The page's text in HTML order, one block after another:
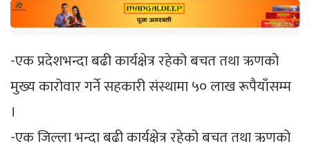
-एक प्रदेशभन्दा बढी कार्यक्षेत्र रहेको बचत तथा ऋणको
मुख्य कारोवार गर्ने सहकारी संस्थामा ५० लाख रूपैयाँसम्म
।
-एक जिल्ला भन्दा बढी कार्यक्षेत्र रहेको बचत तथा ऋणको